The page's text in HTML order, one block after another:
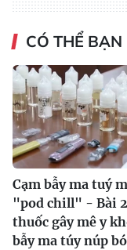
CÓ THỂ
Cạm bẫy ma tuý
"pod chill" - Bài
thuốc gây mê y
bẫy ma túy núp